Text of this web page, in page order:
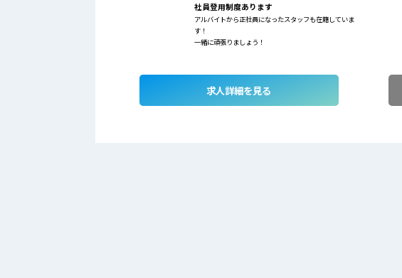
社員登用制度あります
アルバイトから正社員になったスタッフも在籍していま
す！
一緒に頑張りましょう！
求人詳細を見る